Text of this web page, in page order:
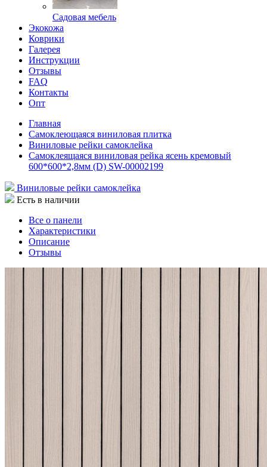
Садовая мебель
Экокожа
Коврики
Галерея
Инструкции
Отзывы
FAQ
Контакты
Опт
Главная
Самоклеющаяся виниловая плитка
Виниловые рейки самоклейка
Самоклеящаяся виниловая рейка ясень кремовый
600*600*2,8мм (D) SW-00002199
Виниловые рейки самоклейка
Есть в наличии
Все о панели
Характеристики
Описание
Отзывы